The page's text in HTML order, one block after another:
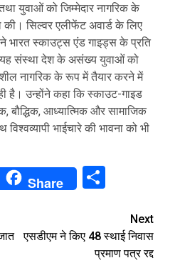
युवाओं को जिम्मेदार नागरिक के
सिल्वर एलीफेंट अवार्ड के लिए
भारत स्काउट्स एंड गाइड्स के प्रति
संस्था देश के असंख्य युवाओं को
नागरिक के रूप में तैयार करने में
है। उन्होंने कहा कि स्काउट-गाइड
बौद्धिक, आध्यात्मिक और सामाजिक
भाईचारे की भावना को भी
Share
Next
एसडीएम ने किए 48 स्थाई निवास
प्रमाण पत्र रद्द